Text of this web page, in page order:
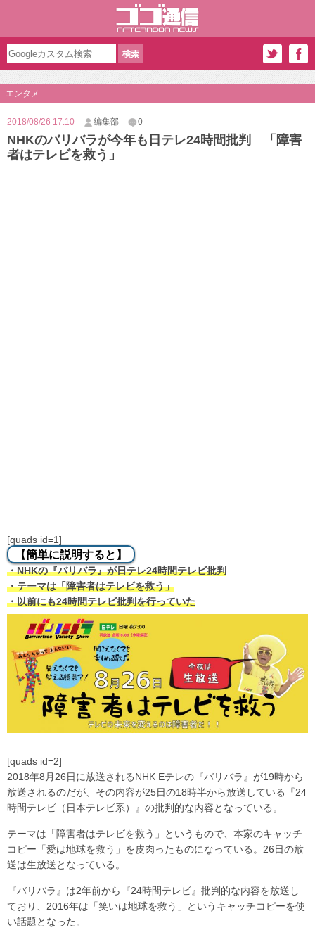
エンタメ
2018/08/26 17:10 編集部 0
NHKのバリバラが今年も日テレ24時間批判 「障害
者はテレビを救う」
[quads id=1]
【簡単に説明すると】
・NHKの『バリバラ』が日テレ24時間テレビ批判
・テーマは「障害者はテレビを救う」
・以前にも24時間テレビ批判を行っていた
[quads id=2]
2018年8月26日に放送されるNHK Eテレの『バリバラ』が19時から
放送されるのだが、その内容が25日の18時半から放送している『24
時間テレビ（日本テレビ系）』の批判的な内容となっている。
テーマは「障害者はテレビを救う」というもので、本家のキャッチ
コピー「愛は地球を救う」を皮肉ったものになっている。26日の放
送は生放送となっている。
『バリバラ』は2年前から『24時間テレビ』批判的な内容を放送し
ており、2016年は「笑いは地球を救う」というキャッチコピーを使
い話題となった。